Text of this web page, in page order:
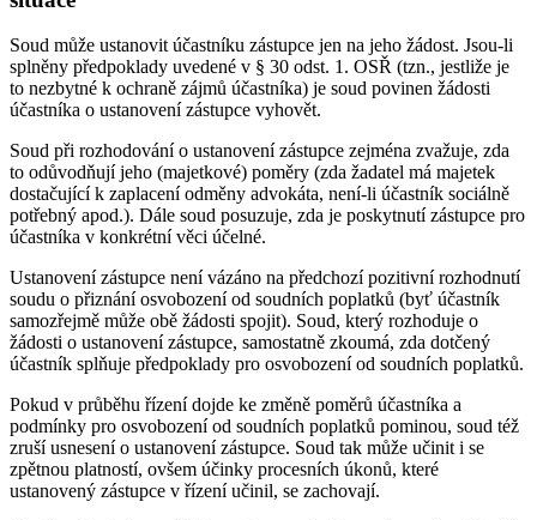
Soud může ustanovit účastníku zástupce jen na jeho žádost. Jsou-li
splněny předpoklady uvedené v § 30 odst. 1. OSŘ (tzn., jestliže je
to nezbytné k ochraně zájmů účastníka) je soud povinen žádosti
účastníka o ustanovení zástupce vyhovět.
Soud při rozhodování o ustanovení zástupce zejména zvažuje, zda
to odůvodňují jeho (majetkové) poměry (zda žadatel má majetek
dostačující k zaplacení odměny advokáta, není-li účastník sociálně
potřebný apod.). Dále soud posuzuje, zda je poskytnutí zástupce pro
účastníka v konkrétní věci účelné.
Ustanovení zástupce není vázáno na předchozí pozitivní rozhodnutí
soudu o přiznání osvobození od soudních poplatků (byť účastník
samozřejmě může obě žádosti spojit). Soud, který rozhoduje o
žádosti o ustanovení zástupce, samostatně zkoumá, zda dotčený
účastník splňuje předpoklady pro osvobození od soudních poplatků.
Pokud v průběhu řízení dojde ke změně poměrů účastníka a
podmínky pro osvobození od soudních poplatků pominou, soud též
zruší usnesení o ustanovení zástupce. Soud tak může učinit i se
zpětnou platností, ovšem účinky procesních úkonů, které
ustanovený zástupce v řízení učinil, se zachovají.